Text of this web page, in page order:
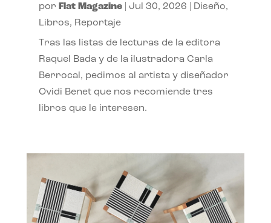
por Flat Magazine| Jul 30, 2026 Diseño,
Libros, Reportaje
Tras las listas de lecturas de la editora
Raquel Bada y de la ilustradora Carla
Berrocal, pedimos al artista y diseñador
Ovidi Benet que nos recomiende tres
libros que le interesen.